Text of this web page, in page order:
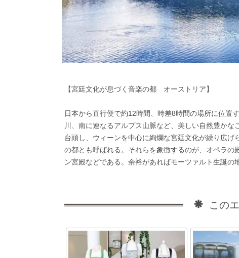
【宮廷文化が息づく音楽の都 オーストリア】
日本から直行便で約12時間、時差8時間の場所に位置
川、南に連なるアルプス山脈など、美しい自然豊か
台頭し、ウィーンを中心に絢爛な宮廷文化が繰り広
の都とも呼ばれる。それらを象徴するのが、オペラ
ン宮殿などである。余裕があればモーツァルト生誕の
この